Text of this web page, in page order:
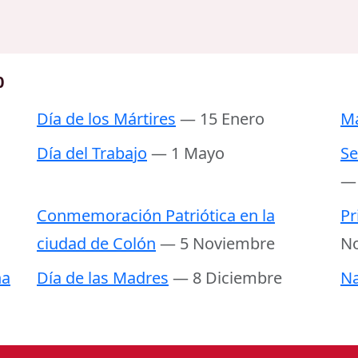
Día de los Mártires — 15 Enero
Día del Trabajo — 1 Mayo
—
Conmemoración Patriótica en la
ciudad de Colón — 5 Noviembre
Día de las Madres — 8 Diciembre